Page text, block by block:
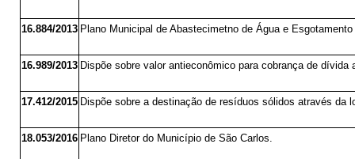
16.884/2013 Plano Municipal de Abastecimetno de Água e
16.989/2013 Dispõe sobre valor antieconômico para cobrança de
17.412/2015 Dispõe sobre a destinação de resíduos sólidos através da
18.053/2016 Plano Diretor do Município de São Carlos.